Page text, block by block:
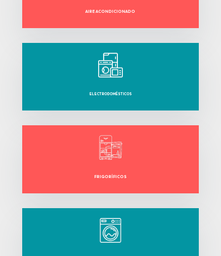
AIRE ACONDICIONADO
ELECTRODOMÉSTICOS
FRIGORÍFICOS